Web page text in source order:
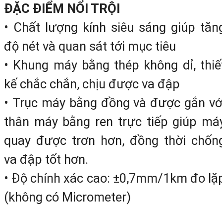
NA-732+ PLUS:
LEICA thương hiệu số 1 thế giới
lĩnh vực máy đo đạc.Leica
độc quyền cung cấpmáy thuỷ bình
động Leica NA-732+plus.Ngoài
thuỷ bìnhLeica Geosystems còn
cấp các dòng sản phẩm như:
Máy định vị vệ tinh GNSS
tần số
ĐẶC ĐIỂM NỔI TRỘI
• Chất lượng kính siêu sáng giúp
độ nét và quan sát tới mục tiêu
• Khung máy bằng thép không dỉ,
kế chắc chắn, chịu được va đập
• Trục máy bằng đồng và được gắn
thân máy bằng ren trực tiếp giúp
quay được trơn hơn, đồng thời
va đập tốt hơn.
• Độ chính xác cao: ±0,7mm/1km đo
(không có Micrometer)